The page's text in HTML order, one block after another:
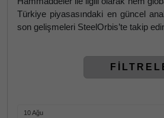
Türkiye piyasasındaki en güncel
son gelişmeleri SteelOrbis’te takip
10 Ağu